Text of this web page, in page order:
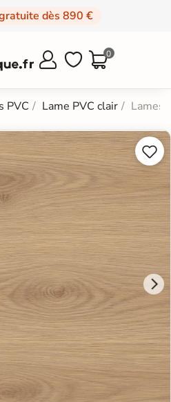
dès 890 €
  0
PVC Lame PVC clair Lames

